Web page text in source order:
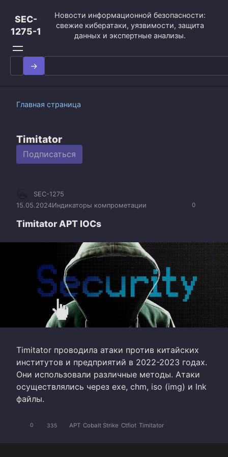
контенту
SEC-
1275-1
Новости информационной безопасности:
свежие кибератаки, уязвимости, защита
данных и экспертные анализы.
Search
for:
Главная страница
Timitator
Подписаться
0
SEC-1275
15.05.2024Индикаторы компрометации
Timitator APT IOCs
Timitator проводила атаки против китайских
институтов и предприятий в 2022-2023 годах.
Они использовали различные методы. Атаки
осуществлялись через exe, chm, iso (img) и lnk
файлы.
0 335 APT Cobalt Strike Ctfiot Timitator